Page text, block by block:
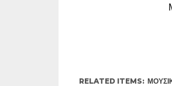
RELATED ITEMS: